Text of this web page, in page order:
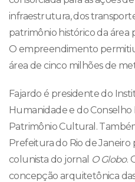
infraestrutura, dos
patrimônio histórico da área
O empreendimento
área de cinco milhões de
Fajardo é presidente do
Humanidade e do
Patrimônio Cultural.
Prefeitura do Rio de Janeiro
colunista do jornal O Globo.
concepção arquitetônica das